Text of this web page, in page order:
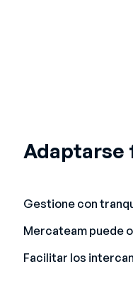
Adaptarse
Gestione con
Mercateam puede
Facilitar los